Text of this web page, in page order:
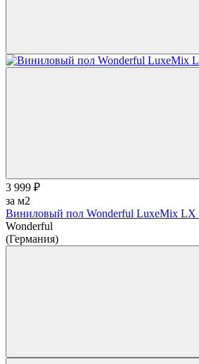
3 999 ₽
за м2
Виниловый пол Wonderful LuxeMix LX
Wonderful
(Германия)